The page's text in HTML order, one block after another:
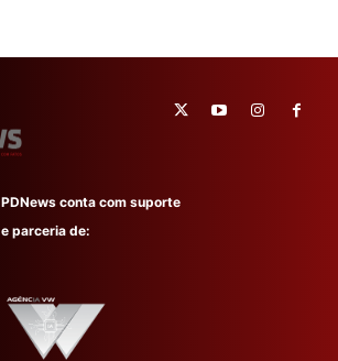
PDNews conta com suporte
e parceria de: